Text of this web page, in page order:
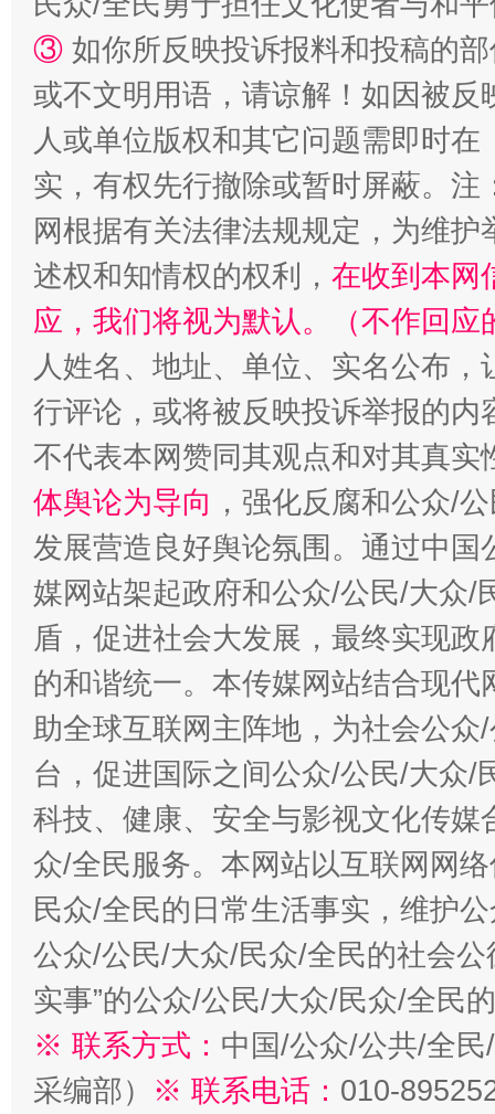
扯下公款旅游的“隐身衣” 如何以
“蜀中异人”王建安的艺术幻境
③ 如你所反映投诉报料和投稿的
或不文明用语，请谅解！如因被
人或单位版权和其它问题需即时在
实，有权先行撤除或暂时屏蔽。
网根据有关法律法规规定，为维
述权和知情权的权利， 在收到本网
应，我们将视为默认。（不作回应
人姓名、地址、单位、实名公布
行评论，或将被反映投诉举报的
不代表本网赞同其观点和对其真实
体舆论为导向 ，强化反腐和公众/
发展营造良好舆论氛围。通过中
媒网站架起政府和公众/公民/大众/
盾，促进社会大发展，最终实现
的和谐统一。本传媒网站结合现
助全球互联网主阵地，为社会公
台，促进国际之间公众/公民/大众/
科技、健康、安全与影视文化传
众/全民服务。本网站以互联网网
民众/全民的日常生活事实，维护
公众/公民/大众/民众/全民的社会公
实事”的公众/公民/大众/民众/全民
※ 联系方式： 中国/公众/公共/全
采编部） ※ 联系电话： 010-